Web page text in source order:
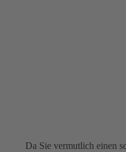
Da Sie vermutlich einen